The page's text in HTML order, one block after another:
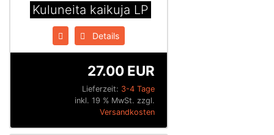
Kuluneita kaikuja LP
Details
Lieferzeit: 3-4 Tage
27.00 EUR
inkl. 19 % MwSt. zzgl.
Versandkosten